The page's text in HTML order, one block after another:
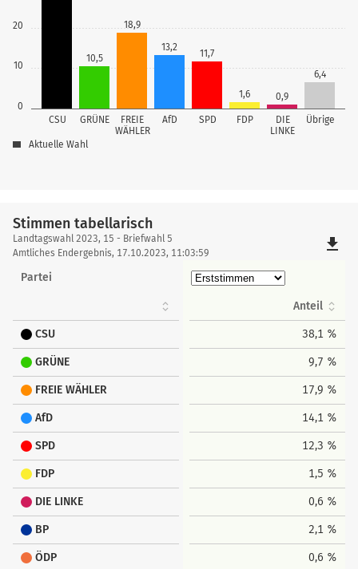
0
10
20
CSU GRÜNE
FREIE
WÄHLER
AfD SPD FDP
DIE
LINKE
Übrige
10,5
18,9
13,2
11,7
1,6 0,9
6,4
Aktuelle Wahl
Stimmen tabellarisch
Stimmen
tabellarisch
Landtagswahl 2023, 15 - Briefwahl 5
Amtliches Endergebnis, 17.10.2023, 11:03:59
file_download
Partei
Anteil
CSU 38,1 %
GRÜNE 9,7 %
FREIE WÄHLER 17,9 %
AfD 14,1 %
SPD 12,3 %
FDP 1,5 %
DIE LINKE 0,6 %
BP 2,1 %
ÖDP 0,6 %